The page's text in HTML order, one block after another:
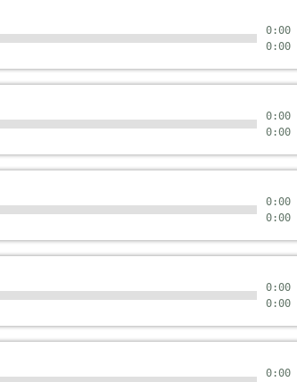
0:00
0:00
0:00
0:00
0:00
0:00
0:00
0:00
0:00